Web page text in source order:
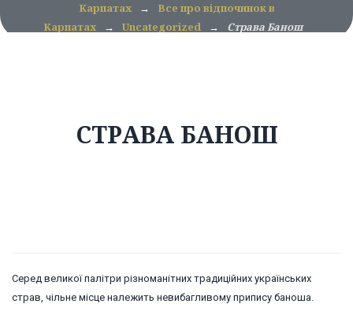
Карпатах
→
Все про відпочинок в
Карпатах
→ Uncategorized → Cтрава Банош
CТРАВА БАНОШ
Серед великої палітри різноманітних традиційних українських
страв, чільне місце належить невибагливому припису баноша.